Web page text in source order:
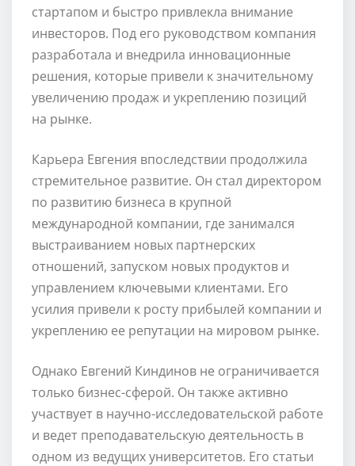
стартапом и быстро привлекла внимание
инвесторов. Под его руководством компания
разработала и внедрила инновационные
решения, которые привели к значительному
увеличению продаж и укреплению позиций
на рынке.
Карьера Евгения впоследствии продолжила
стремительное развитие. Он стал директором
по развитию бизнеса в крупной
международной компании, где занимался
выстраиванием новых партнерских
отношений, запуском новых продуктов и
управлением ключевыми клиентами. Его
усилия привели к росту прибылей компании и
укреплению ее репутации на мировом рынке.
Однако Евгений Киндинов не ограничивается
только бизнес-сферой. Он также активно
участвует в научно-исследовательской работе
и ведет преподавательскую деятельность в
одном из ведущих университетов. Его статьи